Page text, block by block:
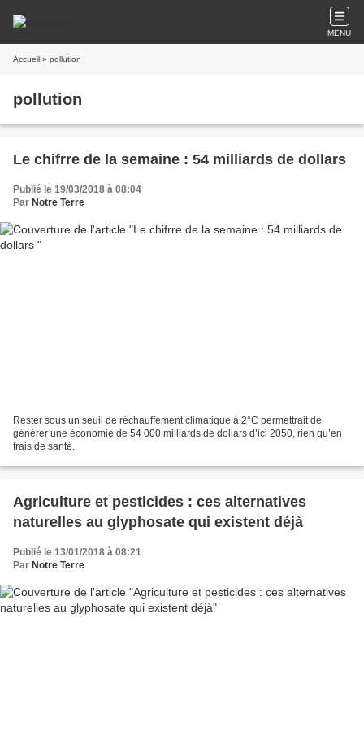
MENU
Accueil » pollution
pollution
Le chifrre de la semaine : 54 milliards de dollars
Publié le 19/03/2018 à 08:04
Par Notre Terre
Rester sous un seuil de réchauffement climatique à 2°C permettrait de
générer une économie de 54 000 milliards de dollars d’ici 2050, rien qu’en
frais de santé.
Agriculture et pesticides : ces alternatives
naturelles au glyphosate qui existent déjà
Publié le 13/01/2018 à 08:21
Par Notre Terre